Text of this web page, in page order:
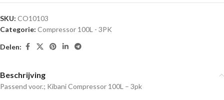
SKU: CO10103
Categorie: Compressor 100L - 3PK
Delen:
Beschrijving
Passend voor.; Kibani Compressor 100L – 3pk